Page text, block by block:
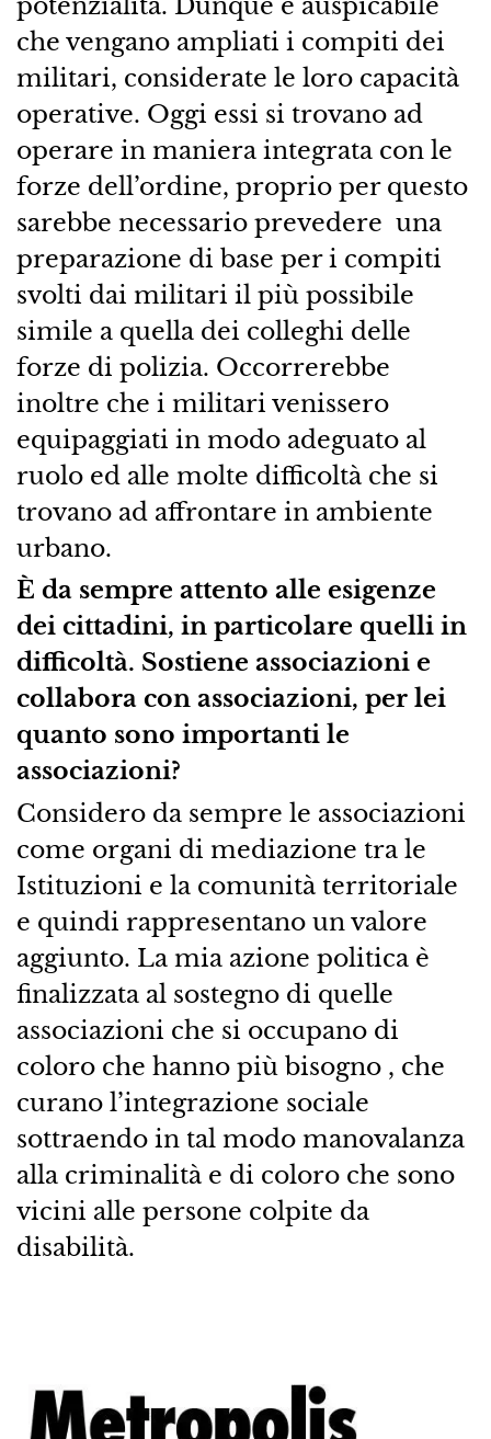
che vengano ampliati i compiti dei
militari, considerate le loro capacità
operative. Oggi essi si trovano ad
operare in maniera integrata con le
forze dell’ordine, proprio per questo
sarebbe necessario prevedere una
preparazione di base per i compiti
svolti dai militari il più possibile
simile a quella dei colleghi delle
forze di polizia. Occorrerebbe
inoltre che i militari venissero
equipaggiati in modo adeguato al
ruolo ed alle molte difficoltà che si
trovano ad affrontare in ambiente
urbano.
È da sempre attento alle esigenze
dei cittadini, in particolare quelli in
difficoltà. Sostiene associazioni e
collabora con associazioni, per lei
quanto sono importanti le
associazioni?
Considero da sempre le associazioni
come organi di mediazione tra le
Istituzioni e la comunità territoriale
e quindi rappresentano un valore
aggiunto. La mia azione politica è
finalizzata al sostegno di quelle
associazioni che si occupano di
coloro che hanno più bisogno , che
curano l’integrazione sociale
sottraendo in tal modo manovalanza
alla criminalità e di coloro che sono
vicini alle persone colpite da
disabilità.